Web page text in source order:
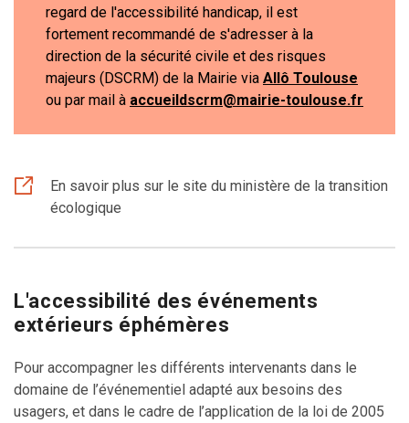
regard de l'accessibilité handicap, il est
fortement recommandé de s'adresser à la
direction de la sécurité civile et des risques
majeurs (DSCRM) de la Mairie via Allô Toulouse
ou par mail à accueildscrm@mairie-toulouse.fr
En savoir plus sur le site du ministère de la transition
écologique
L'accessibilité des événements
extérieurs éphémères
Pour accompagner les différents intervenants dans le
domaine de l’événementiel adapté aux besoins des
usagers, et dans le cadre de l’application de la loi de 2005